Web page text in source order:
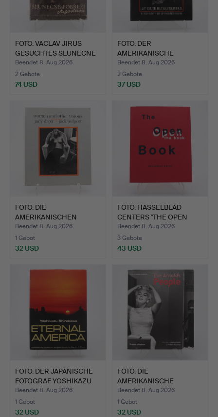
FOTO. VACLAV JIRUS
GESUCHTES SLUNECNE
POBR…
Beendet 8. Aug 2026
2 Gebote
74 USD
FOTO. DER
AMERIKANISCHE
FOTOGRAF W. EUGENE…
Beendet 8. Aug 2026
2 Gebote
37 USD
FOTO. DIE
AMERIKANISCHEN
FOTOGRAFEN JUDY D…
Beendet 8. Aug 2026
1 Gebot
32 USD
FOTO. HASSELBLAD
CENTERS "THE OPEN
BOOK" I…
Beendet 8. Aug 2026
3 Gebote
43 USD
FOTO. DER JAPANISCHE
FOTOGRAF YOSHIKAZU
SH…
Beendet 8. Aug 2026
1 Gebot
32 USD
FOTO. DIE
AMERIKANISCHE
MAGNUM-FOTOGRAFIN …
Beendet 8. Aug 2026
1 Gebot
32 USD